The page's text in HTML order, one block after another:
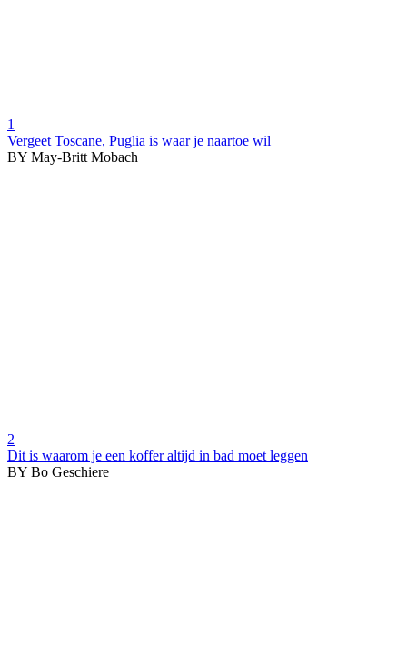
1
Vergeet Toscane, Puglia is waar je naartoe wil
BY May-Britt Mobach
2
Dit is waarom je een koffer altijd in bad moet leggen
BY Bo Geschiere